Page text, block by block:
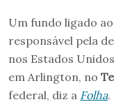
Um fundo ligado
responsável pela
nos Estados
em Arlington, no
federal, diz a Folha.